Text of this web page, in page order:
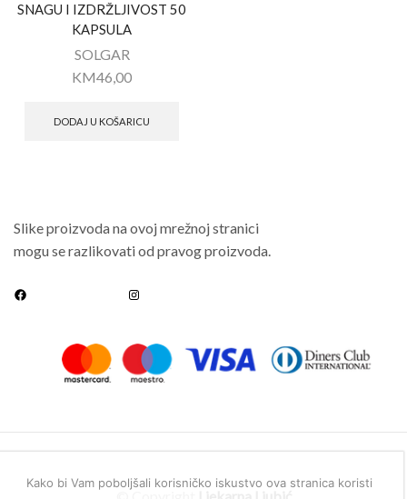
SNAGU I IZDRŽLJIVOST 50
KAPSULA
SOLGAR
KM46,00
DODAJ U KOŠARICU
Slike proizvoda na ovoj mrežnoj stranici
mogu se razlikovati od pravog proizvoda.
Kako bi Vam poboljšali korisničko iskustvo ova stranica koristi